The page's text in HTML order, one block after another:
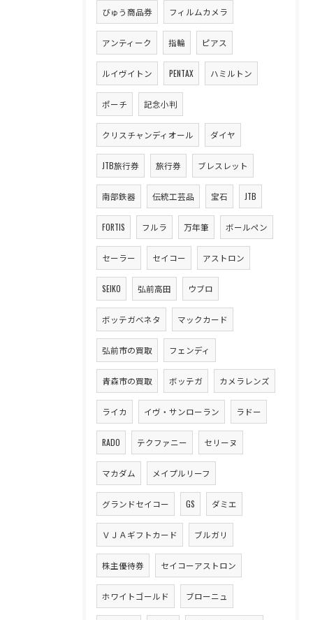
びゅう商品券 フィルムカメラ
アンティーク 指輪 ピアス
ルイヴイトン PENTAX ハミルトン
ポーチ 記念小判
クリスチャンディオール ダイヤ
JTB旅行券 旅行券 ブレスレット
南部鉄器 伝統工芸品 宝石 JTB
FORTIS フルラ 万年筆 ボールペン
セーラー セイコー アストロン
SEIKO 弘前高田 ウブロ
ボッテガベネタ マックカード
弘前市の買取 フェンディ
青森市の買取 ボッテガ カメラレンズ
ライカ イヴ・サンローラン ラドー
RADO テクファニー セリーヌ
マカダム メイプルリーフ
グランドセイコー GS ダミエ
ＶＪＡギフトカード ブルガリ
株主優待券 セイコーアストロン
ホワイトゴールド ブローニュ